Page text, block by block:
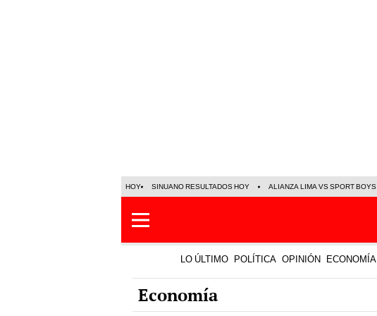
HOY SINUANO RESULTADOS HOY ALIANZA LIMA VS SPORT BOYS
LO ÚLTIMO POLÍTICA OPINIÓN ECONOMÍA
Economía